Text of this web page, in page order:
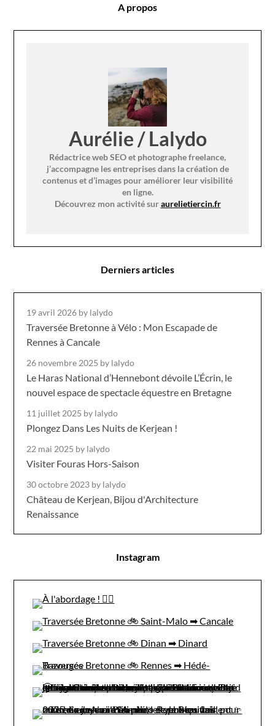
A propos
Aurélie / Lalydo
Rédactrice web SEO et photographe freelance,
j’accompagne les entreprises dans la création de
contenus et d’images pour améliorer leur visibilité
en ligne.
Découvrez mon activité suraurelietiercin.fr
Derniers articles
19 avril 2026 by lalydo
Traversée Bretonne à Vélo : Mon Escapade de
Rennes à Cancale
26 novembre 2025 by lalydo
Le Haras National d’Hennebont dévoile L’Écrin, le
nouvel espace de spectacle équestre en Bretagne
11 juillet 2025 by lalydo
Plongez Dans Les Nuits de Kerjean !
22 mai 2025 by lalydo
Visiter Fouras Hors-Saison
30 octobre 2023 by lalydo
Château de Kerjean, Bijou d'Architecture
Renaissance
Instagram